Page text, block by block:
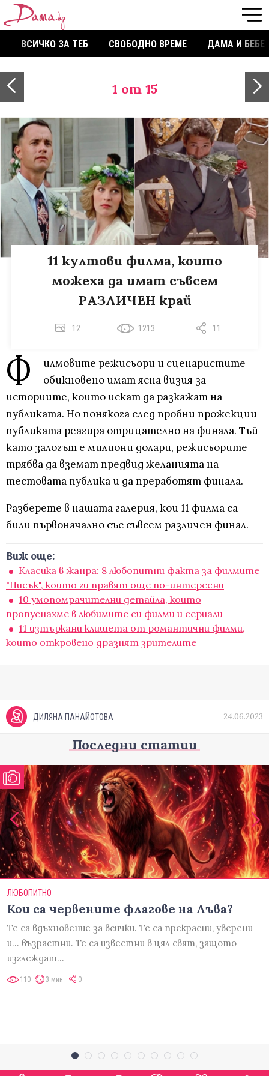
ВСИЧКО ЗА ТЕБ СВОБОДНО ВРЕМЕ ДАМА И БЕБЕ
1 от 15
11 култови филма, които
можеха да имат съвсем
РАЗЛИЧЕН край
12 1213 11
Ф
илмовите режисьори и сценаристите
обикновено имат ясна визия за
историите, които искат да разкажат на
публиката. Но понякога след пробни прожекции
публиката реагира отрицателно на финала. Тъй
като залогът е милиони долари, режисьорите
трябва да вземат предвид желанията на
тестовата публика и да преработят финала.
Разберете в нашата галерия, кои 11 филма са
били първоначално със съвсем различен финал.
Виж още:
Класика в жанра: 8 любопитни факта за филмите
"Писък", които ги правят още по-интересни
10 умопомрачителни детайла, които
пропуснахме в любимите си филми и сериали
11 изтъркани клишета от романтични филми,
които откровено дразнят зрителите
ДИЛЯНА ПАНАЙОТОВА 24.06.2023
Последни статии
ЛЮБОПИТНО
Кои са червените флагове на Лъва?
Те са вдъхновение за всички. Те са прекрасни, уверени
и... възрастни. Те са известни в цял свят, защото
изглеждат…
110 3 мин 0